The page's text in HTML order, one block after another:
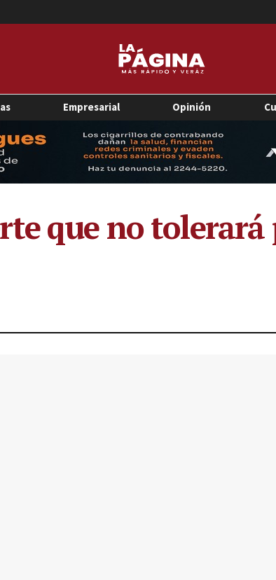
Empresarial Opinión
que no